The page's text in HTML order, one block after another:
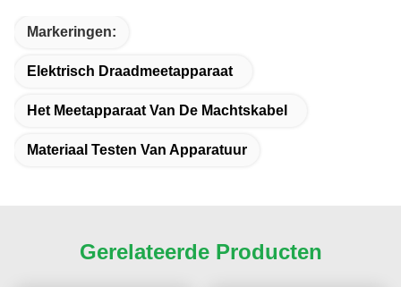
Markeringen:
Elektrisch Draadmeetapparaat
Het Meetapparaat Van De Machtskabel
Materiaal Testen Van Apparatuur
Gerelateerde Producten